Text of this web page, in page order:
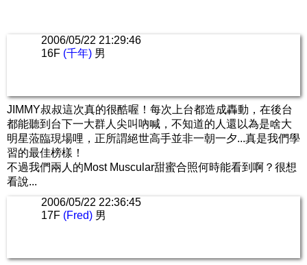
2006/05/22 21:29:46
16F (千年) 男
JIMMY叔叔這次真的很酷喔！每次上台都造成轟動，在後台
都能聽到台下一大群人尖叫吶喊，不知道的人還以為是啥大
明星蒞臨現場哩，正所謂絕世高手並非一朝一夕...真是我們學
習的最佳榜樣！
不過我們兩人的Most Muscular甜蜜合照何時能看到啊？很想
看說...
2006/05/22 22:36:45
17F (Fred) 男